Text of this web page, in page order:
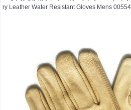
ry Leather Water Resistant Gloves Mens